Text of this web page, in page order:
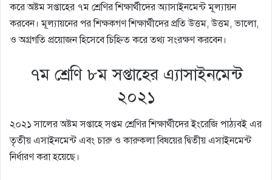
করে অষ্টম সপ্তাহের ৭ম শ্রেণির শিক্ষার্থীদের অ্যাসাইনমেন্ট মূল্যায়ন
করবেন। মূল্যায়নের পর শিক্ষকগণ শিক্ষার্থীদের প্রতি উত্তম, উত্তম, ভালো,
ও অগ্রগতি প্রয়োজন হিসেবে চিহ্নিত করে তথ্য সংরক্ষণ করবেন।
৭ম শ্রেণি ৮ম সপ্তাহের এ্যাসাইনমেন্ট
২০২১
২০২১ সালের অষ্টম সপ্তাহে সপ্তম শ্রেণির শিক্ষার্থীদের ইংরেজি পাঠ্যবই এর
তৃতীয় এসাইনমেন্ট এবং চারু ও কারুকলা বিষয়ের দ্বিতীয় এসাইনমেন্ট
নির্ধারণ করা হয়েছে।